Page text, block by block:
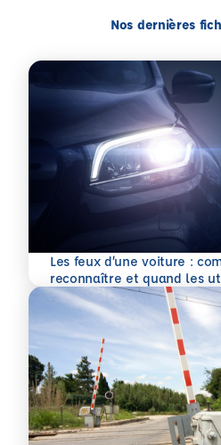
Nos dernières
Les feux d’une voiture :
reconnaître et quand les
En savoir plus